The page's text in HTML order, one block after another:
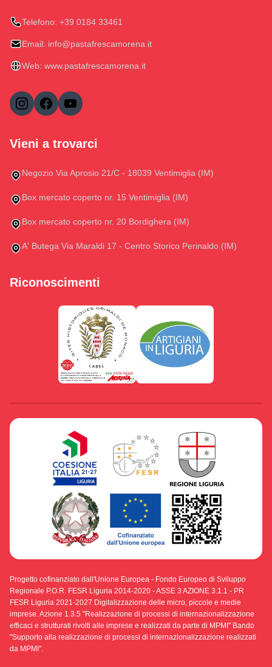
Telefono: +39 0184 33461
Email: info@pastafrescamorena.it
Web: www.pastafrescamorena.it
Vieni a trovarci
Negozio Via Aprosio 21/C - 18039 Ventimiglia (IM)
Box mercato coperto nr. 15 Ventimiglia (IM)
Box mercato coperto nr. 20 Bordighera (IM)
A' Butega Via Maraldi 17 - Centro Storico Perinaldo (IM)
Riconoscimenti
Progetto cofinanziato dall'Unione Europea - Fondo Europeo di Sviluppo
Regionale P.O.R. FESR Liguria 2014-2020 - ASSE 3 AZIONE 3.1.1 - PR
FESR Liguria 2021-2027 Digitalizzazione delle micro, piccole e medie
imprese. Azione 1.3.5 "Realizzazione di processi di internazionalizzazione
efficaci e strutturati rivolti alle imprese e realizzati da parte di MPMI" Bando
"Supporto alla realizzazione di processi di internazionalizzazione realizzati
da MPMI".